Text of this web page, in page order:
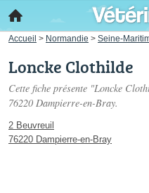
Accueil > Normandie > Seine-
Loncke Clothilde
Cette fiche présente "Loncke
76220 Dampierre-en-Bray.
2 Beuvreuil
76220 Dampierre-en-Bray